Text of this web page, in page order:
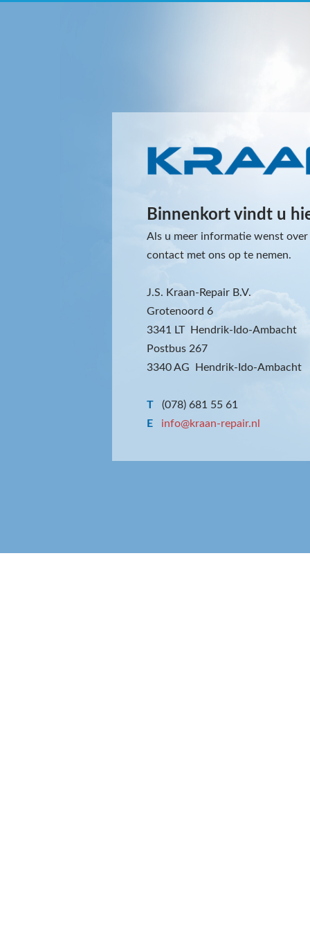
Binnenkort vindt u
Als u meer informatie wenst
contact met ons op te nemen.
J.S. Kraan-Repair B.V.
Grotenoord 6
3341 LT Hendrik-Ido-Ambacht
Postbus 267
3340 AG Hendrik-Ido-Ambacht
T
(078) 681 55 61
E
info@kraan-repair.nl